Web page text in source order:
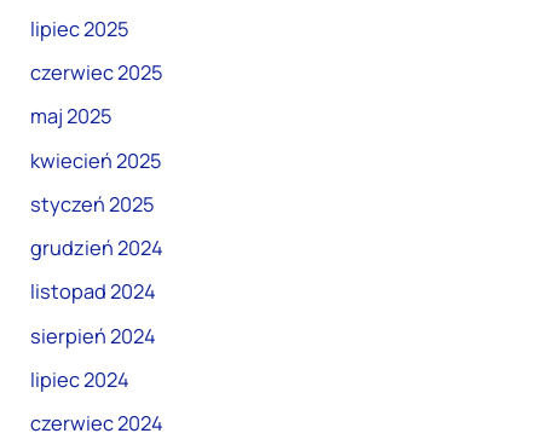
lipiec 2025
czerwiec 2025
maj 2025
kwiecień 2025
styczeń 2025
grudzień 2024
listopad 2024
sierpień 2024
lipiec 2024
czerwiec 2024